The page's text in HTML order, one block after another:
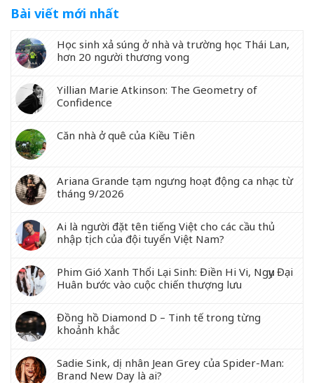
Bài viết mới nhất
Học sinh xả súng ở nhà và trường học Thái Lan,
hơn 20 người thương vong
Yillian Marie Atkinson: The Geometry of
Confidence
Căn nhà ở quê của Kiều Tiên
Ariana Grande tạm ngưng hoạt động ca nhạc từ
tháng 9/2026
Ai là người đặt tên tiếng Việt cho các cầu thủ
nhập tịch của đội tuyển Việt Nam?
Phim Gió Xanh Thổi Lại Sinh: Điền Hi Vi, Ngụy Đại
Huân bước vào cuộc chiến thượng lưu
Đồng hồ Diamond D – Tinh tế trong từng
khoảnh khắc
Sadie Sink, dị nhân Jean Grey của Spider-Man:
Brand New Day là ai?